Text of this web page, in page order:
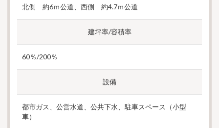
北側 約6ｍ公道、西側 約4.7ｍ公道
建坪率/容積率
60％/200％
設備
都市ガス、公営水道、公共下水、駐車スペース（小型
車）